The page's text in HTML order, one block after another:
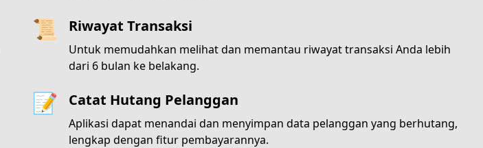
📜 Riwayat Transaksi
Untuk memudahkan melihat dan memantau riwayat transaksi Anda lebih
dari 6 bulan ke belakang.
📝 Catat Hutang Pelanggan
Aplikasi dapat menandai dan menyimpan data pelanggan yang berhutang,
lengkap dengan fitur pembayarannya.